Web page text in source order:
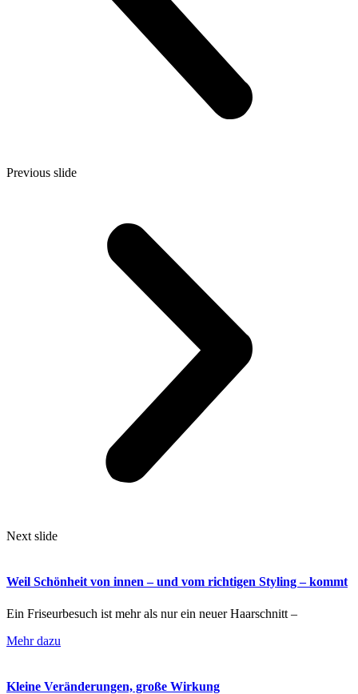
Previous slide
Next slide
Weil Schönheit von innen – und vom richtigen Styling – kommt
Ein Friseurbesuch ist mehr als nur ein neuer Haarschnitt –
Mehr dazu
Kleine Veränderungen, große Wirkung